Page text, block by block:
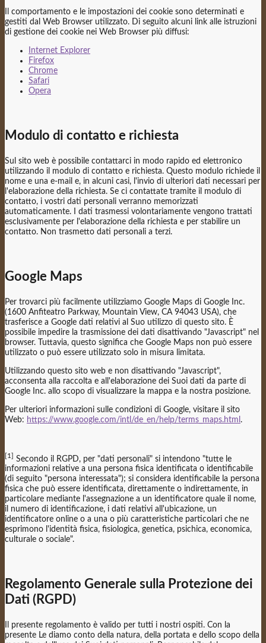
Il comportamento e le impostazioni dei cookie sono determinati e
gestiti dal Web Browser utilizzato. Di seguito alcuni link alle istruzioni
di gestione dei cookie nei Web Browser più diffusi:
Internet Explorer
Firefox
Chrome
Safari
Opera
Modulo di contatto e richiesta
Sul sito web è possibile contattarci in modo rapido ed elettronico
utilizzando il modulo di contatto e richiesta. Questo modulo richiede il
nome e una e-mail e, in alcuni casi, l'invio di ulteriori dati necessari per
l'elaborazione della richiesta. Se ci contattate tramite il modulo di
contatto, i vostri dati personali verranno memorizzati
automaticamente. I dati trasmessi volontariamente vengono trattati
esclusivamente per l'elaborazione della richiesta e per stabilire un
contatto. Non trasmetto dati personali a terzi.
Google Maps
Per trovarci più facilmente utilizziamo Google Maps di Google Inc.
(1600 Anfiteatro Parkway, Mountain View, CA 94043 USA), che
trasferisce a Google dati relativi al Suo utilizzo di questo sito. È
possibile impedire la trasmissione dei dati disattivando "Javascript" nel
browser. Tuttavia, questo significa che Google Maps non può essere
utilizzato o può essere utilizzato solo in misura limitata.
Utilizzando questo sito web e non disattivando "Javascript",
acconsenta alla raccolta e all'elaborazione dei Suoi dati da parte di
Google Inc. allo scopo di visualizzare la mappa e la nostra posizione.
Per ulteriori informazioni sulle condizioni di Google, visitare il sito
Web: https://www.google.com/intl/de_en/help/terms_maps.html .
[1]
Secondo il RGPD, per "dati personali" si intendono "tutte le
informazioni relative a una persona fisica identificata o identificabile
(di seguito "persona interessata"); si considera identificabile la persona
fisica che può essere identificata, direttamente o indirettamente, in
particolare mediante l'assegnazione a un identificatore quale il nome,
il numero di identificazione, i dati relativi all'ubicazione, un
identificatore online o a una o più caratteristiche particolari che ne
esprimono l'identità fisica, fisiologica, genetica, psichica, economica,
culturale o sociale".
Regolamento Generale sulla Protezione dei
Dati (RGPD)
Il presente regolamento è valido per tutti i nostri ospiti. Con la
presente Le diamo conto della natura, della portata e dello scopo della